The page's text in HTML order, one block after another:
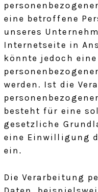
eine betroffene
unseres
Internetseite in
könnte jedoch
werden. Ist die
besteht für eine
gesetzliche
eine Einwilligung
ein.
Die Verarbeitung